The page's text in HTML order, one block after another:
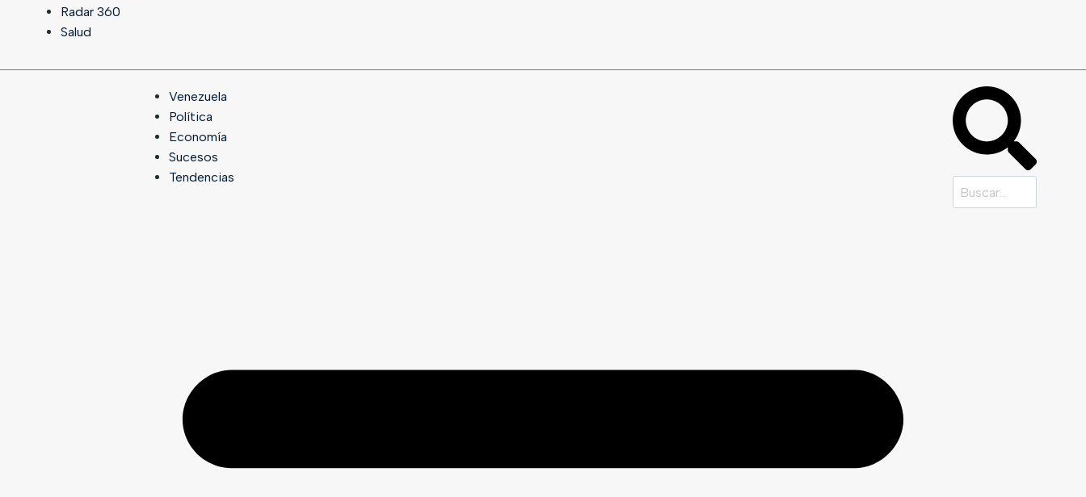
Radar 360
Salud
Venezuela
Política
Economía
Sucesos
Tendencias